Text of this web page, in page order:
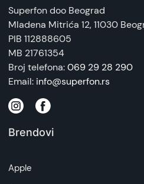
Zemlja porekla:
Kina
Prava potrošača:
Zagarantovana sva prava
zakona o zaštiti potrošača.
ovde
Napomena:
da garantuje da su svi
Superfon doo Beograd
Mladena Mitrića 12, 11030
PIB 112888605
MB 21761354
Broj telefona:069 29 28 290
Email: info@superfon.rs
Brendovi
Apple